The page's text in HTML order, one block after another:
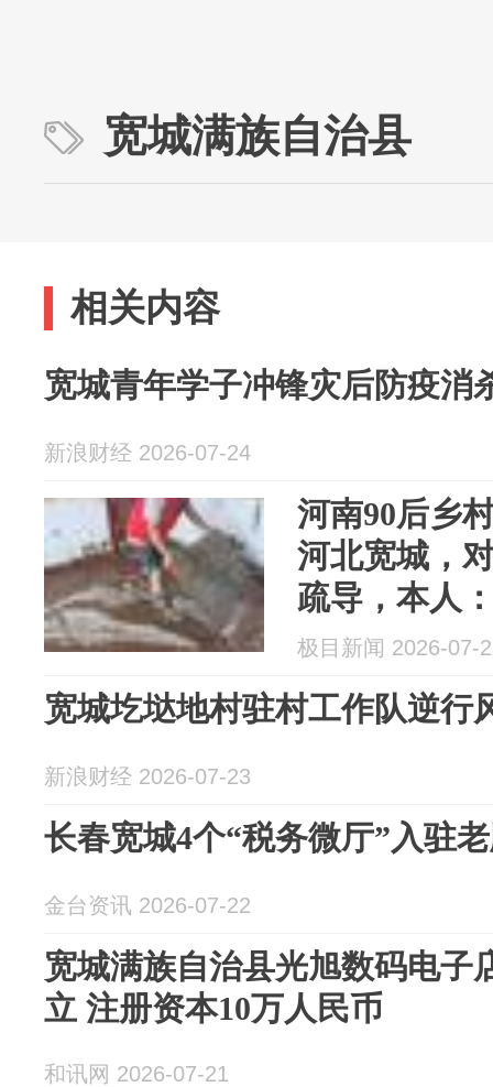
宽城满族自治县
相关内容
宽城青年学子冲锋灾后防疫消
新浪财经 2026-07-24
河南90后乡
河北宽城，
疏导，本人
开学第一课
极目新闻 2026-07-
宽城圪垯地村驻村工作队逆
新浪财经 2026-07-23
长春宽城4个“税务微厅”入驻
金台资讯 2026-07-22
宽城满族自治县光旭数码电子
立 注册资本10万人民币
和讯网 2026-07-21